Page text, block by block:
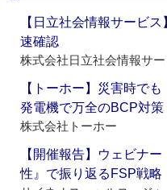
【日立社会情報サービ
速確認
株式会社日立社会情報サー
【トーホー】災害時で
発電機で万全のBCP対策
株式会社トーホー
【開催報告】ウェビナ
性』で振り返るFSP戦略